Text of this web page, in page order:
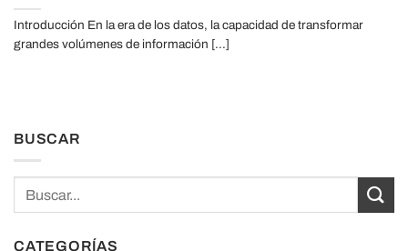
Introducción En la era de los datos, la capacidad de transformar
grandes volúmenes de información [...]
BUSCAR
CATEGORÍAS